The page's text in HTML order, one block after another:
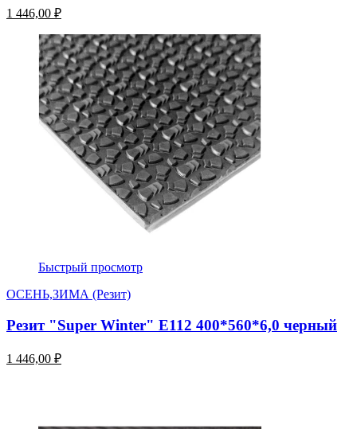
1 446,00 ₽
Быстрый просмотр
ОСЕНЬ,ЗИМА (Резит)
Резит "Super Winter" E112 400*560*6,0 черный
1 446,00 ₽